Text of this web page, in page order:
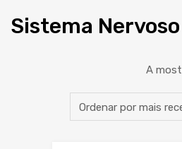
Sistema Nervoso
A